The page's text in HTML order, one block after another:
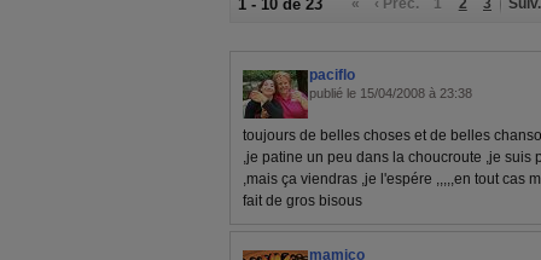
1 - 10 de 23 « ‹ Préc. 1 2 3 Suiv.
paciflo
publié le 15/04/2008 à 23:38
toujours de belles choses et de belles
,je patine un peu dans la choucroute ,je suis
,mais ça viendras ,je l'espére ,,,,,en tout cas
fait de gros bisous
mamico